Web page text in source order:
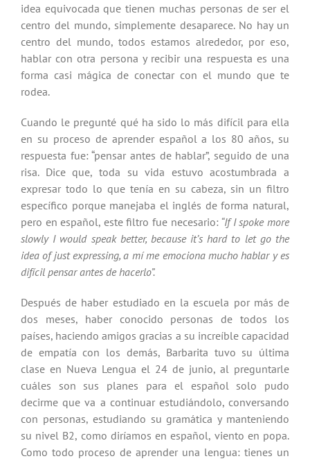
idea equivocada que tienen muchas personas de ser el
centro del mundo, simplemente desaparece. No hay un
centro del mundo, todos estamos alrededor, por eso,
hablar con otra persona y recibir una respuesta es una
forma casi mágica de conectar con el mundo que te
rodea.
Cuando le pregunté qué ha sido lo más difícil para ella
en su proceso de aprender español a los 80 años, su
respuesta fue: “pensar antes de hablar”, seguido de una
risa. Dice que, toda su vida estuvo acostumbrada a
expresar todo lo que tenía en su cabeza, sin un filtro
específico porque manejaba el inglés de forma natural,
pero en español, este filtro fue necesario: “If I spoke more
slowly I would speak better, because it’s hard to let go the
idea of just expressing, a mí me emociona mucho hablar y es
difícil pensar antes de hacerlo”.
Después de haber estudiado en la escuela por más de
dos meses, haber conocido personas de todos los
países, haciendo amigos gracias a su increíble capacidad
de empatía con los demás, Barbarita tuvo su última
clase en Nueva Lengua el 24 de junio, al preguntarle
cuáles son sus planes para el español solo pudo
decirme que va a continuar estudiándolo, conversando
con personas, estudiando su gramática y manteniendo
su nivel B2, como diríamos en español, viento en popa.
Como todo proceso de aprender una lengua: tienes un